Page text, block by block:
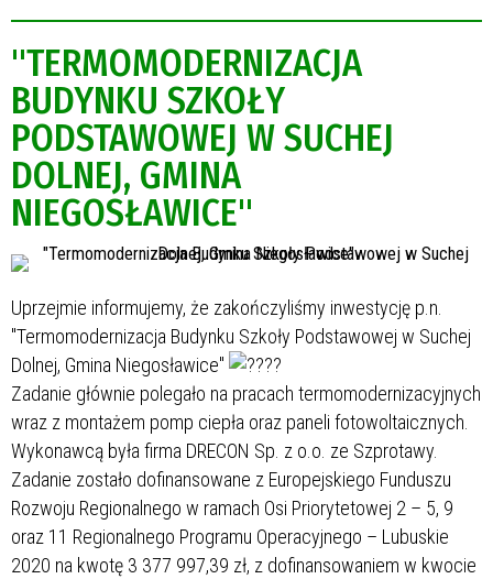
"TERMOMODERNIZACJA
BUDYNKU SZKOŁY
PODSTAWOWEJ W SUCHEJ
DOLNEJ, GMINA
NIEGOSŁAWICE"
Uprzejmie informujemy, że zakończyliśmy inwestycję p.n.
"Termomodernizacja Budynku Szkoły Podstawowej w Suchej
Dolnej, Gmina Niegosławice"
Zadanie głównie polegało na pracach termomodernizacyjnych
wraz z montażem pomp ciepła oraz paneli fotowoltaicznych.
Wykonawcą była firma DRECON Sp. z o.o. ze Szprotawy.
Zadanie zostało dofinansowane z Europejskiego Funduszu
Rozwoju Regionalnego w ramach Osi Priorytetowej 2 – 5, 9
oraz 11 Regionalnego Programu Operacyjnego – Lubuskie
2020 na kwotę 3 377 997,39 zł, z dofinansowaniem w kwocie